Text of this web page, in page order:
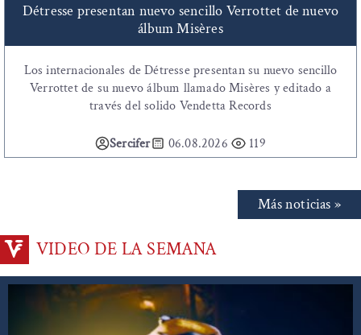
Détresse presentan nuevo sencillo Verrottet de nuevo
álbum Misères
Los internacionales de Détresse presentan su nuevo sencillo
Verrottet de su nuevo álbum llamado Misères y editado a
través del solido Vendetta Records
Sercifer 06.08.2026 119
Más noticias »
VIDEO DE LA SEMANA